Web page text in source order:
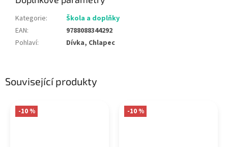
Související produkty
-10 % -10 %
Kategorie:
Škola a doplňky
EAN:
9788088344292
Pohlaví: Dívka, Chlapec